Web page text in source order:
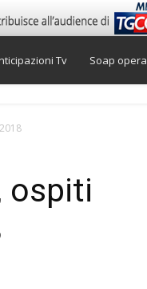
Tv Soap opera
ospiti